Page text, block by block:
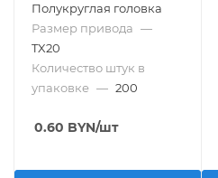
Полукруглая головка
Размер привода —
TX20
Количество штук в
упаковке — 200
0.60 BYN/шт